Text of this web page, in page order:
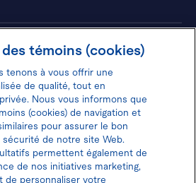
avis pour gagner 100$
témoins (cookies)
tenons à vous offrir une
de qualité, tout en
Nous vous informons que
(cookies) de navigation et
pour assurer le bon
de notre site Web.
permettent également de
de nos initiatives marketing,
de personnaliser votre